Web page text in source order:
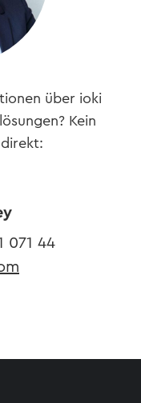
über ioki
Kein
071 44